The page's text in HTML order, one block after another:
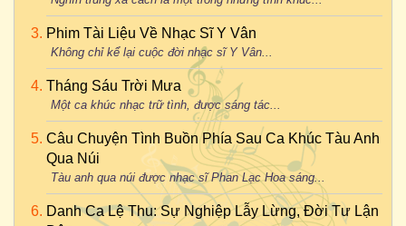
Phim Tài Liệu Về Nhạc Sĩ Y Vân
Không chỉ kể lại cuộc đời nhạc sĩ Y Vân...
Tháng Sáu Trời Mưa
Một ca khúc nhạc trữ tình, được sáng tác...
Câu Chuyện Tình Buồn Phía Sau Ca Khúc Tàu Anh
Qua Núi
Tàu anh qua núi được nhạc sĩ Phan Lạc Hoa sáng...
Danh Ca Lệ Thu: Sự Nghiệp Lẫy Lừng, Đời Tư Lận